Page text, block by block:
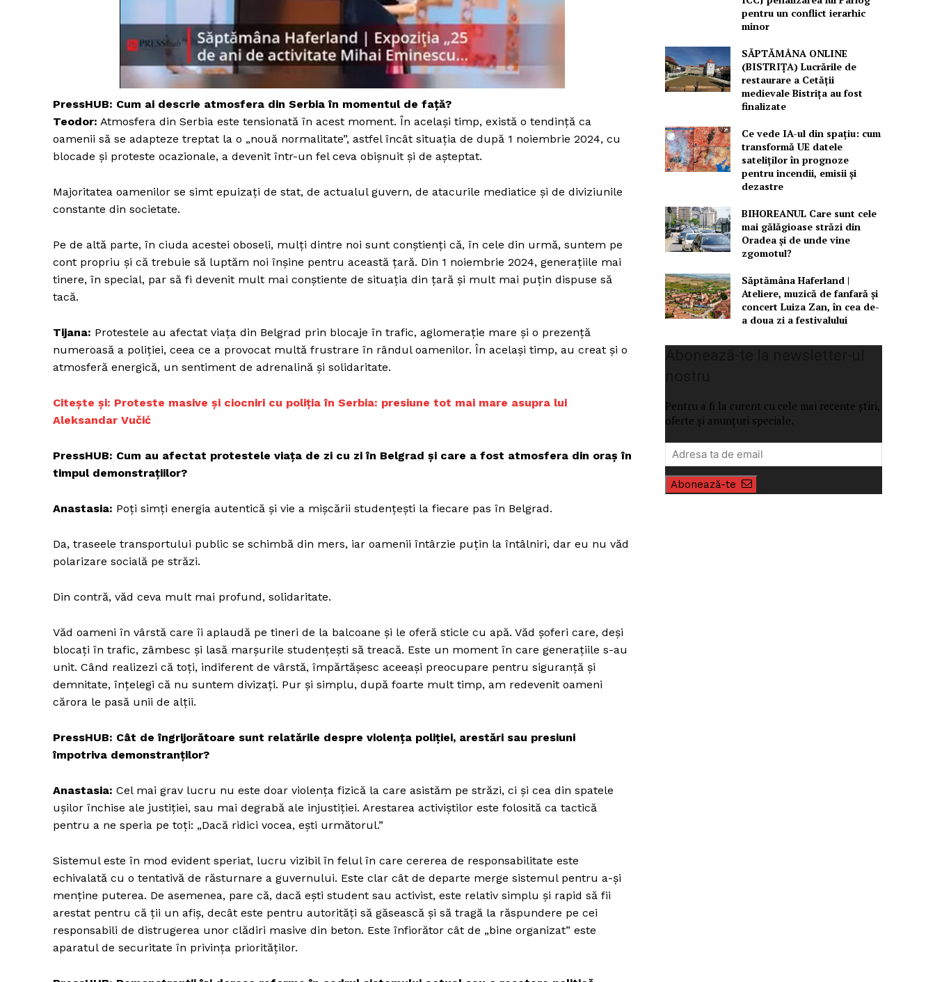
Un proiect
FREEDOM HOUSE
ROMÂNIA
Despre noi / Echipa
Proiecte editoriale
Rețea
PressHUB: Cum ai descrie atmosfera din Serbia în momentul de față?
Teodor: Atmosfera din Serbia este tensionată în acest moment. În același timp, există o tendință ca
oamenii să se adapteze treptat la o „nouă normalitate”, astfel încât situația de după 1 noiembrie 2024, cu
blocade și proteste ocazionale, a devenit într-un fel ceva obișnuit și de așteptat.
Majoritatea oamenilor se simt epuizați de stat, de actualul guvern, de atacurile mediatice și de diviziunile
constante din societate.
Pe de altă parte, în ciuda acestei oboseli, mulți dintre noi sunt conștienți că, în cele din urmă, suntem pe
cont propriu și că trebuie să luptăm noi înșine pentru această țară. Din 1 noiembrie 2024, generațiile mai
tinere, în special, par să fi devenit mult mai conștiente de situația din țară și mult mai puțin dispuse să
tacă.
Tijana: Protestele au afectat viața din Belgrad prin blocaje în trafic, aglomerație mare și o prezență
numeroasă a poliției, ceea ce a provocat multă frustrare în rândul oamenilor. În același timp, au creat și o
atmosferă energică, un sentiment de adrenalină și solidaritate.
Citește și: Proteste masive și ciocniri cu poliția în Serbia: presiune tot mai mare asupra lui
Aleksandar Vučić
PressHUB: Cum au afectat protestele viața de zi cu zi în Belgrad și care a fost atmosfera din oraș în
timpul demonstrațiilor?
Anastasia: Poți simți energia autentică și vie a mișcării studențești la fiecare pas în Belgrad.
Da, traseele transportului public se schimbă din mers, iar oamenii întârzie puțin la întâlniri, dar eu nu văd
polarizare socială pe străzi.
Din contră, văd ceva mult mai profund, solidaritate.
Văd oameni în vârstă care îi aplaudă pe tineri de la balcoane și le oferă sticle cu apă. Văd șoferi care, deși
blocați în trafic, zâmbesc și lasă marșurile studențești să treacă. Este un moment în care generațiile s-au
unit. Când realizezi că toți, indiferent de vârstă, împărtășesc aceeași preocupare pentru siguranță și
demnitate, înțelegi că nu suntem divizați. Pur și simplu, după foarte mult timp, am redevenit oameni
cărora le pasă unii de alții.
PressHUB: Cât de îngrijorătoare sunt relatările despre violența poliției, arestări sau presiuni
împotriva demonstranților?
Anastasia: Cel mai grav lucru nu este doar violența fizică la care asistăm pe străzi, ci și cea din spatele
ușilor închise ale justiției, sau mai degrabă ale injustiției. Arestarea activiștilor este folosită ca tactică
pentru a ne speria pe toți: „Dacă ridici vocea, ești următorul.”
Sistemul este în mod evident speriat, lucru vizibil în felul în care cererea de responsabilitate este
echivalată cu o tentativă de răsturnare a guvernului. Este clar cât de departe merge sistemul pentru a-și
menține puterea. De asemenea, pare că, dacă ești student sau activist, este relativ simplu și rapid să fii
arestat pentru că ții un afiș, decât este pentru autorități să găsească și să tragă la răspundere pe cei
responsabili de distrugerea unor clădiri masive din beton. Este înfiorător cât de „bine organizat” este
aparatul de securitate în privința priorităților.
pentru un conflict ierarhic
minor
SĂPTĂMÂNA ONLINE
(BISTRIȚA) Lucrările de
restaurare a Cetăţii
medievale Bistriţa au fost
finalizate
Ce vede IA-ul din spațiu: cum
transformă UE datele
sateliților în prognoze
pentru incendii, emisii și
dezastre
BIHOREANUL Care sunt cele
mai gălăgioase străzi din
Oradea și de unde vine
zgomotul?
Săptămâna Haferland |
Ateliere, muzică de fanfară şi
concert Luiza Zan, în cea de-
a doua zi a festivalului
Pentru a fi la curent cu cele mai recente știri,
oferte și anunțuri speciale.
Abonează-te